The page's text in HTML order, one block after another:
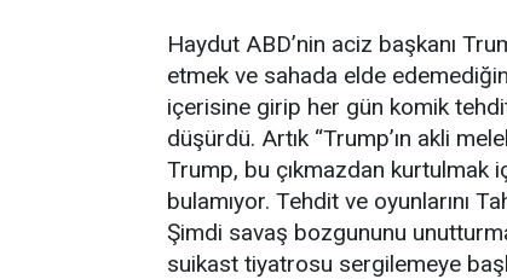
Haydut ABD’nin aciz başkanı
etmek ve sahada elde
içerisine girip her gün komik tehdit
düşürdü. Artık “Trump’ın akli
Trump, bu çıkmazdan kurtulmak
bulamıyor. Tehdit ve oyunlarını
Şimdi savaş bozgununu
suikast tiyatrosu sergilemeye